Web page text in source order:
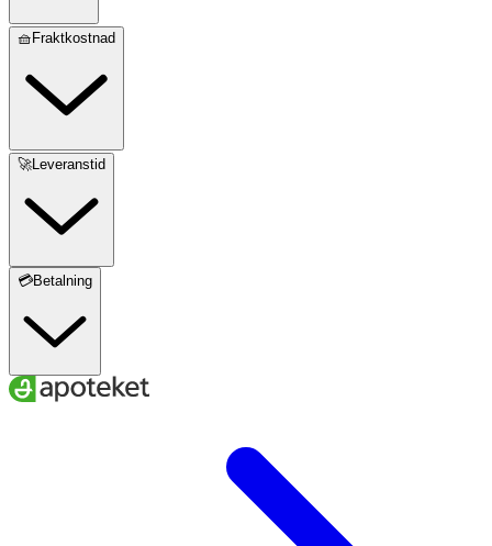
🧺Fraktkostnad
🚀Leveranstid
💳Betalning